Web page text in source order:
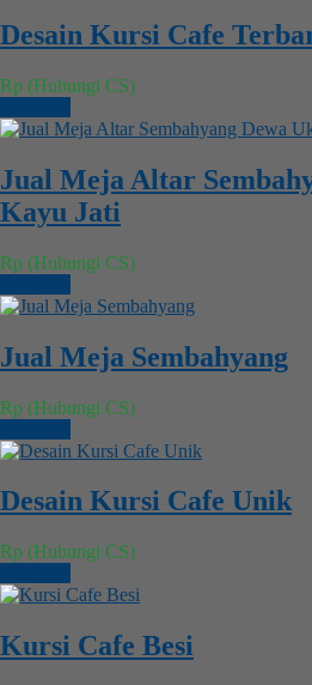
Desain Kursi Cafe
Rp (Hubungi CS)
Jual Meja Altar
Kayu Jati
Rp (Hubungi CS)
Jual Meja Sembahyang
Rp (Hubungi CS)
Desain Kursi Cafe Unik
Rp (Hubungi CS)
Kursi Cafe Besi